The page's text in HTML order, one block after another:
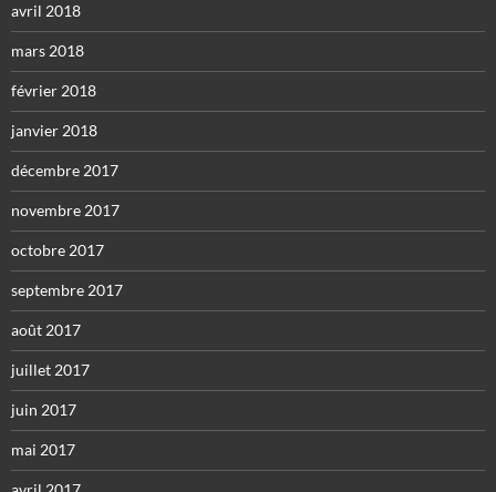
avril 2018
mars 2018
février 2018
janvier 2018
décembre 2017
novembre 2017
octobre 2017
septembre 2017
août 2017
juillet 2017
juin 2017
mai 2017